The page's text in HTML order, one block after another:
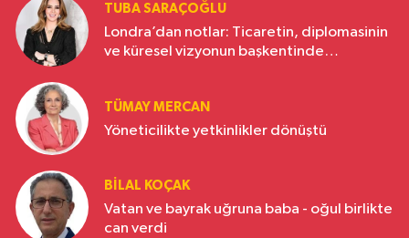
TUBA SARAÇOĞLU
Londra’dan notlar: Ticaretin, diplomasinin
ve küresel vizyonun başkentinde
TÜMAY MERCAN
Yöneticilikte yetkinlikler dönüştü
BILAL KOÇAK
Vatan ve bayrak uğruna baba - oğul birlikte
can verdi